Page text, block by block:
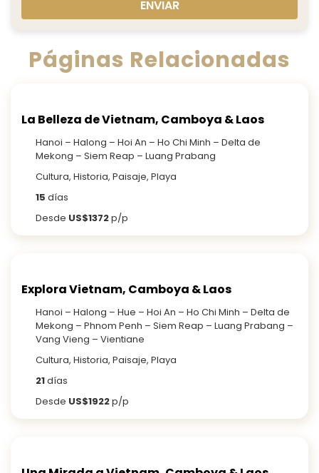
ENVIAR
Páginas Relacionadas
La Belleza de Vietnam, Camboya & Laos
Hanoi – Halong – Hoi An – Ho Chi Minh – Delta de
Mekong – Siem Reap – Luang Prabang
Cultura, Historia, Paisaje, Playa
15 días
Desde US$1372p/p
Explora Vietnam, Camboya & Laos
Hanoi – Halong – Hue – Hoi An – Ho Chi Minh – Delta de
Mekong – Phnom Penh – Siem Reap – Luang Prabang –
Vang Vieng – Vientiane
Cultura, Historia, Paisaje, Playa
21días
Desde US$1922p/p